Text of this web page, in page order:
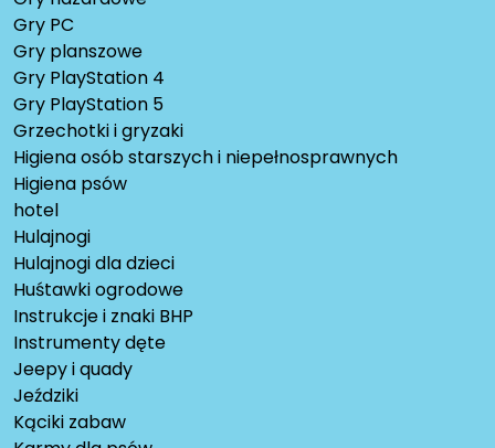
Gry PC
Gry planszowe
Gry PlayStation 4
Gry PlayStation 5
Grzechotki i gryzaki
Higiena osób starszych i niepełnosprawnych
Higiena psów
hotel
Hulajnogi
Hulajnogi dla dzieci
Huśtawki ogrodowe
Instrukcje i znaki BHP
Instrumenty dęte
Jeepy i quady
Jeździki
Kąciki zabaw